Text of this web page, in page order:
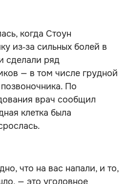
когда Стоун
из‑за сильных болей в
сделали ряд
— в том числе грудной
По
врач сообщил
клетка была
что на вас напали, и то,
— это уголовное